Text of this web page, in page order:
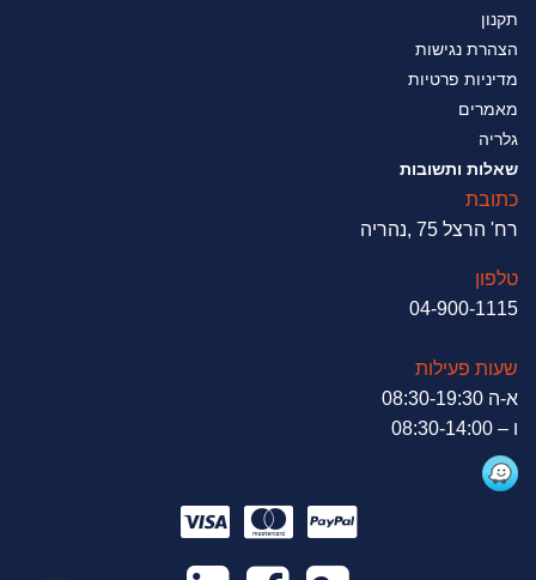
תקנון
הצהרת נגישות
מדיניות פרטיות
מאמרים
גלריה
שאלות ותשובות
כתובת
רח' הרצל 75 ,נהריה
טלפון
04-900-1115
שעות פעילות
א-ה 08:30-19:30
ו – 08:30-14:00